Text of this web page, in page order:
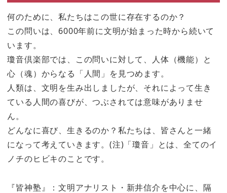
何のために、私たちはこの世に存在するのか？
この問いは、6000年前に文明が始まった時から続いて
います。
瓊音倶楽部では、この問いに対して、人体（機能）と
心（魂）からなる「人間」を見つめます。
人類は、文明を生み出しましたが、それによって生き
ている人間の喜びが、つぶされては意味がありませ
ん。
どんなに喜び、生きるのか？私たちは、皆さんと一緒
になって考えていきます。(注)「瓊音」とは、全てのイ
ノチのヒビキのことです。
『皆神塾』：文明アナリスト・新井信介を中心に、隔